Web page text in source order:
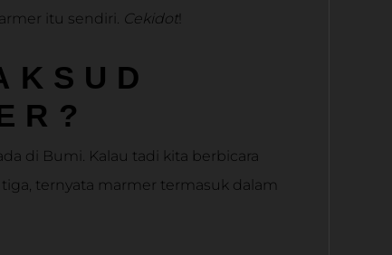
itu sendiri. Cekidot
di Bumi. Kalau tadi kita berbicara
ternyata marmer termasuk dalam